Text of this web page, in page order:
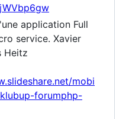
application Full
service. Xavier
Heitz
mobi
forumphp-